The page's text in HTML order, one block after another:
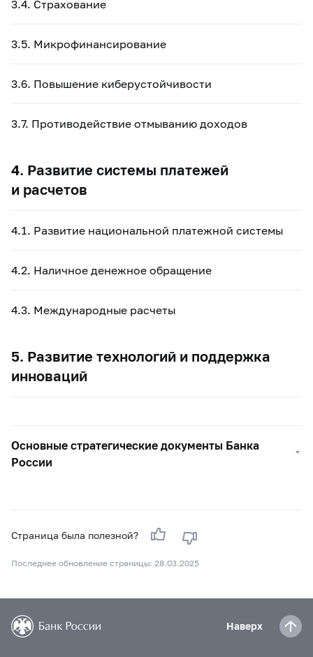
3.4. Страхование
3.5. Микрофинансирование
3.6. Повышение киберустойчивости
3.7. Противодействие отмыванию доходов
4. Развитие системы платежей
и расчетов
4.1. Развитие национальной платежной системы
4.2. Наличное денежное обращение
4.3. Международные расчеты
5. Развитие технологий и поддержка
инноваций
Основные стратегические документы Банка
России
Страница была полезной?
Последнее обновление страницы: 28.03.2025
Наверх